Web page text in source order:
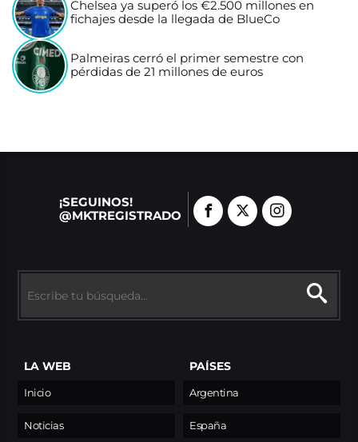
Chelsea ya superó los €2.500 millones en
fichajes desde la llegada de BlueCo
Palmeiras cerró el primer semestre con
pérdidas de 21 millones de euros
¡SEGUINOS!
@MKTREGISTRADO
LA WEB
Inicio
Noticias
PAÍSES
Argentina
España